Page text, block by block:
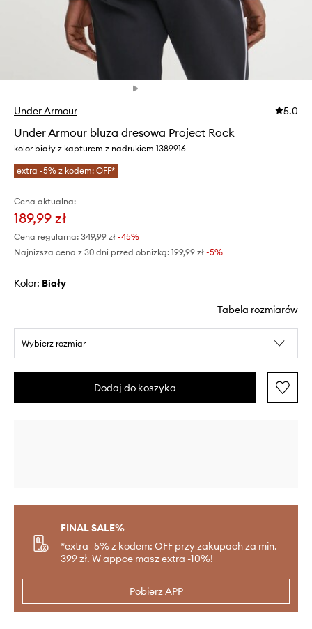
Under Armour 5.0
Under Armour bluza dresowa Project Rock
kolor biały z kapturem z nadrukiem 1389916
extra -5% z kodem: OFF*
Cena aktualna:
189,99 zł
Cena regularna: 349,99 zł -45%
Najniższa cena z 30 dni przed obniżką: 199,99 zł -5%
Kolor: biały
Tabela rozmiarów
Wybierz rozmiar
Dodaj do koszyka
FINAL SALE%
*extra -5% z kodem: OFF przy zakupach za min.
399 zł. W appce masz extra -10%!
Pobierz APP